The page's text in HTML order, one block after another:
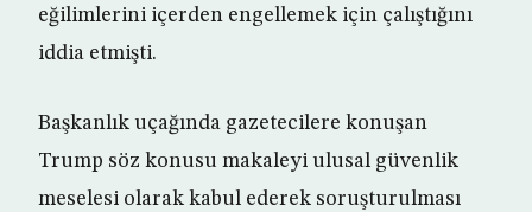
eğilimlerini içerden engellemek için çalıştığını
iddia etmişti.
Başkanlık uçağında gazetecilere konuşan
Trump söz konusu makaleyi ulusal güvenlik
meselesi olarak kabul ederek soruşturulması